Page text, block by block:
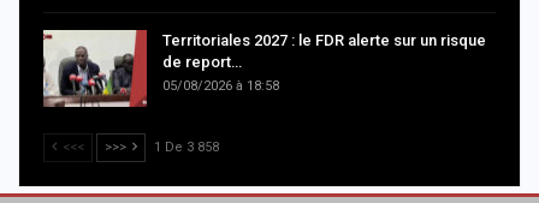
Territoriales 2027 : le FDR alerte sur un risque
de report…
05/08/2026 à 18:58
<<< >>> 1 De 3 858